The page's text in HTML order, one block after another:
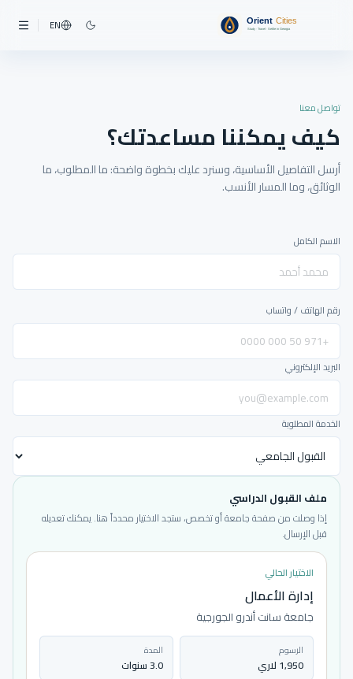
EN
تواصل معنا
كيف يمكننا مساعدتك؟
أرسل التفاصيل الأساسية، وسنرد عليك بخطوة واضحة: ما المطلوب، ما
الوثائق، وما المسار الأنسب.
الاسم الكامل
رقم الهاتف / واتساب
البريد الإلكتروني
الخدمة المطلوبة
ملف القبول الدراسي
إذا وصلت من صفحة جامعة أو تخصص، ستجد الاختيار محدداً هنا. يمكنك تعديله
قبل الإرسال.
الاختيار الحالي
إدارة الأعمال
جامعة سانت أندرو الجورجية
الرسوم
1,950 لاري
المدة
3.0 سنوات